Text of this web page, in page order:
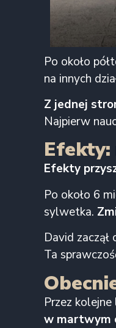
Po około
na innych
Z jednej
Najpierw
Efekty:
Efekty
Po około 6
sylwetka.
David
Ta
Przez
w martwym